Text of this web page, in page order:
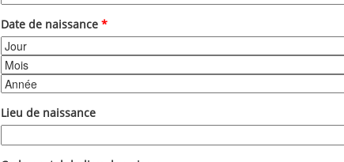
Date de naissance *
Jour
Mois
Année
Lieu de naissance